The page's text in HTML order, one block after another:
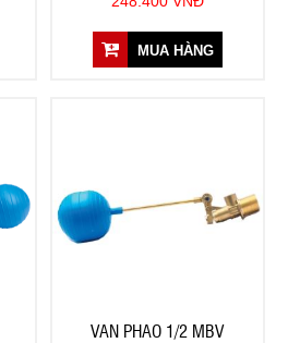
MUA HÀNG
VAN PHAO 1/2 MBV